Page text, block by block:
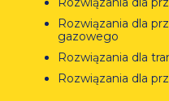
Rozwiązania dla
gazowego
Rozwiązania dla
Rozwiązania dla